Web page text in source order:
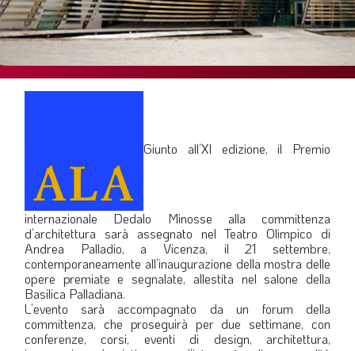
SOMMARIO
EDITORIALE
PREVIDENZA
FOCUS
TERZA PAGINA
LE FOTO DEL FIL ROUGE
IN QUESTO NUMERO
SCENARIO ECONOMICO
SPAZIO APERTO
GOVERNANCE
FONDAZIONE
Giunto all’XI edizione, il Premio
internazionale Dedalo Minosse alla committenza
d’architettura sarà assegnato nel Teatro Olimpico di
Andrea Palladio, a Vicenza, il 21 settembre,
contemporaneamente all’inaugurazione della mostra delle
opere premiate e segnalate, allestita nel salone della
Basilica Palladiana.
L’evento sarà accompagnato da un forum della
committenza, che proseguirà per due settimane, con
conferenze, corsi, eventi di design, architettura,